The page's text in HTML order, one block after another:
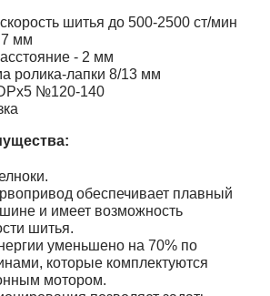
шитья до 500-2500 ст/мин
7 мм
- 2 мм
ролика-лапки 8/13 мм
№120-140
обеспечивает плавный
и имеет возможность
шитья.
уменьшено на 70% по
которые комплектуются
мотором.